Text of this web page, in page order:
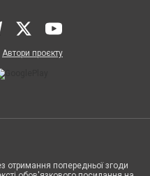
Автори проєкту
отримання попередньої згоди